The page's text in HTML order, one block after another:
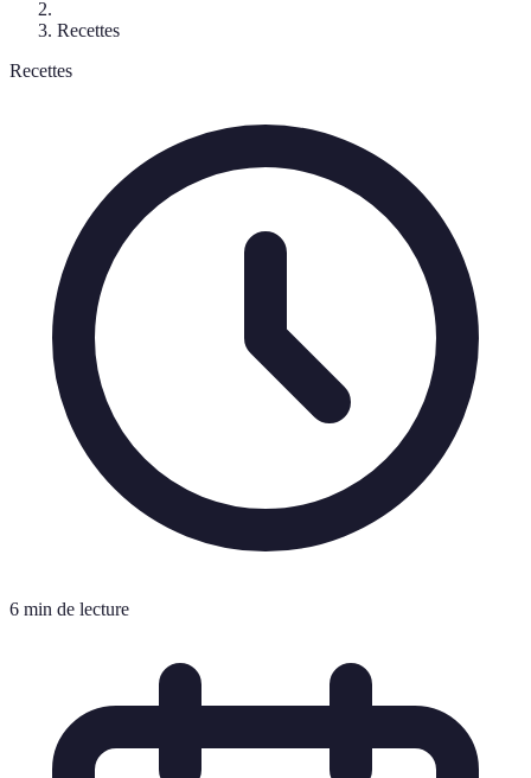
Recettes
Recettes
6 min de lecture